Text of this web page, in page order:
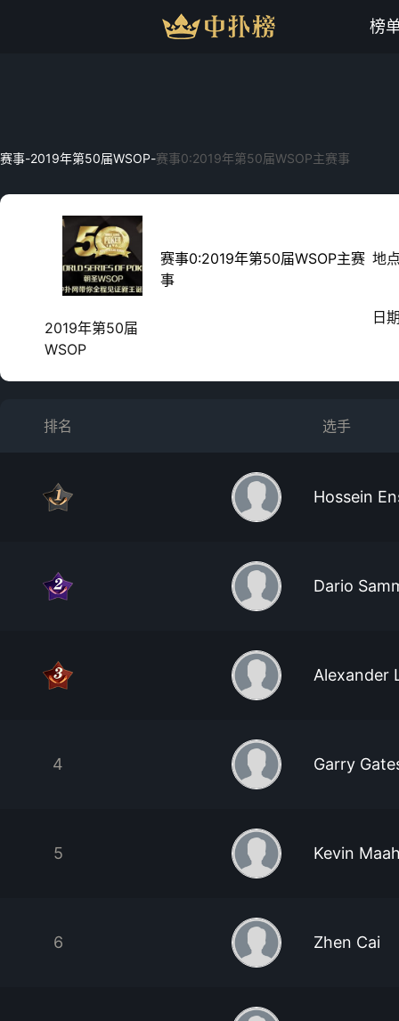
榜
赛事-2019年第50届WSOP-赛事0:2019年第50届WSOP主赛事
2019年第50届
WSOP
赛事0:2019年第50届WSOP主赛
事
地
日
排名 选手
Hossein
Dario
Alexander
4 Garry
5 Kevin
6 Zhen Cai